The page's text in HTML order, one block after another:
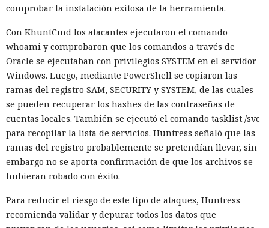
comprobar la instalación exitosa de la herramienta.
Con KhuntCmd los atacantes ejecutaron el comando
whoami y comprobaron que los comandos a través de
Oracle se ejecutaban con privilegios SYSTEM en el servidor
Windows. Luego, mediante PowerShell se copiaron las
ramas del registro SAM, SECURITY y SYSTEM, de las cuales
se pueden recuperar los hashes de las contraseñas de
cuentas locales. También se ejecutó el comando tasklist /svc
para recopilar la lista de servicios. Huntress señaló que las
ramas del registro probablemente se pretendían llevar, sin
embargo no se aporta confirmación de que los archivos se
hubieran robado con éxito.
Para reducir el riesgo de este tipo de ataques, Huntress
recomienda validar y depurar todos los datos que